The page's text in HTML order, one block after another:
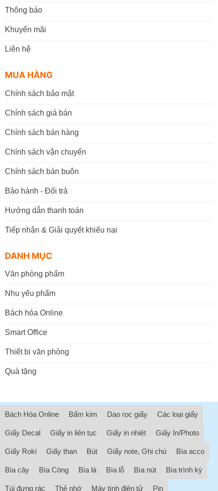
Thông báo
Khuyến mãi
Liên hệ
MUA HÀNG
Chính sách bảo mật
Chính sách giá bán
Chính sách bán hàng
Chính sách vận chuyển
Chính sách bán buôn
Bảo hành - Đổi trả
Hướng dẫn thanh toán
Tiếp nhận & Giải quyết khiếu nại
DANH MỤC
Văn phòng phẩm
Nhu yếu phẩm
Bách hóa Online
Smart Office
Thiết bị văn phòng
Quà tặng
Bách Hóa Online Bấm kim Dao rọc giấy Các loại giấy
Giấy Decal Giấy in liên tục Giấy in nhiệt Giấy In/Photo
Giấy Roki Giấy than Bút Giấy note, Ghi chú Bìa acco
Bìa cây Bìa Còng Bìa lá Bìa lỗ Bìa nút Bìa trình ký
Túi đựng rác Thẻ nhớ Máy tính điện tử Pin